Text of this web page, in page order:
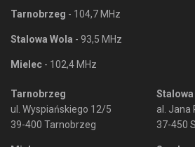
Tarnobrzeg - 104,7 MHz
Stalowa Wola - 93,5 MHz
Mielec - 102,4 MHz
Tarnobrzeg
ul. Wyspiańskiego 12/5
39-400 Tarnobrzeg
Stalowa
al. Jana
37-450